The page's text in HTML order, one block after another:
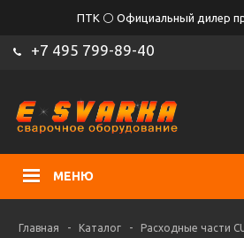
ПТК ⚪ Официальный дилер
+7 495 799-89-40
МЕНЮ
Главная - Каталог - Расходные части